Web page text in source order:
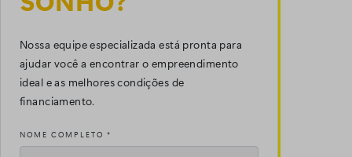
Nossa equipe especializada está pronta para
ajudar você a encontrar o empreendimento
ideal e as melhores condições de
financiamento.
NOME COMPLETO *